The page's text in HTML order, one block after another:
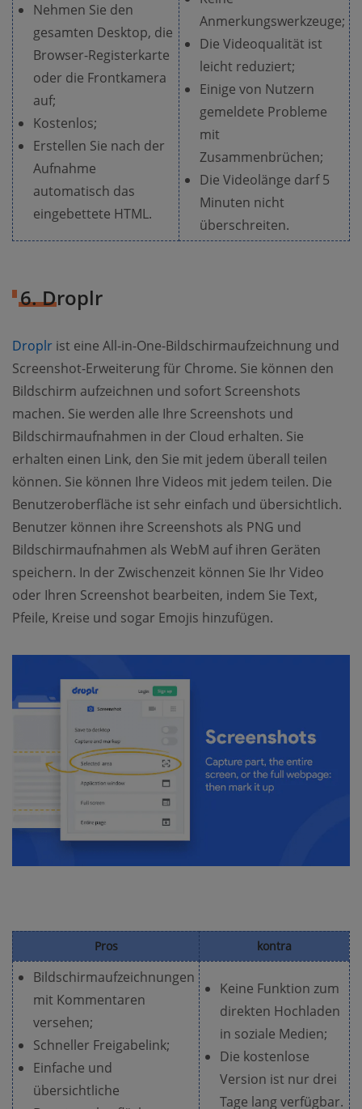
Nehmen Sie den
gesamten Desktop, die
Browser-Registerkarte
oder die Frontkamera
auf;
Kostenlos;
Erstellen Sie nach der
Aufnahme
automatisch das
eingebettete HTML.
Anmerkungswerkzeuge;
Die Videoqualität ist
leicht reduziert;
Einige von Nutzern
gemeldete Probleme
mit
Zusammenbrüchen;
Die Videolänge darf 5
Minuten nicht
überschreiten.
6. Droplr
Droplr ist eine All-in-One-Bildschirmaufzeichnung und
Screenshot-Erweiterung für Chrome. Sie können den
Bildschirm aufzeichnen und sofort Screenshots
machen. Sie werden alle Ihre Screenshots und
Bildschirmaufnahmen in der Cloud erhalten. Sie
erhalten einen Link, den Sie mit jedem überall teilen
können. Sie können Ihre Videos mit jedem teilen. Die
Benutzeroberfläche ist sehr einfach und übersichtlich.
Benutzer können ihre Screenshots als PNG und
Bildschirmaufnahmen als WebM auf ihren Geräten
speichern. In der Zwischenzeit können Sie Ihr Video
oder Ihren Screenshot bearbeiten, indem Sie Text,
Pfeile, Kreise und sogar Emojis hinzufügen.
Pros kontra
Bildschirmaufzeichnungen
mit Kommentaren
versehen;
Schneller Freigabelink;
Einfache und
übersichtliche
Keine Funktion zum
direkten Hochladen
in soziale Medien;
Die kostenlose
Version ist nur drei
Tage lang verfügbar.